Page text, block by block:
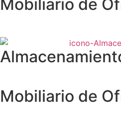
Mobiliario de
Mobiliario de